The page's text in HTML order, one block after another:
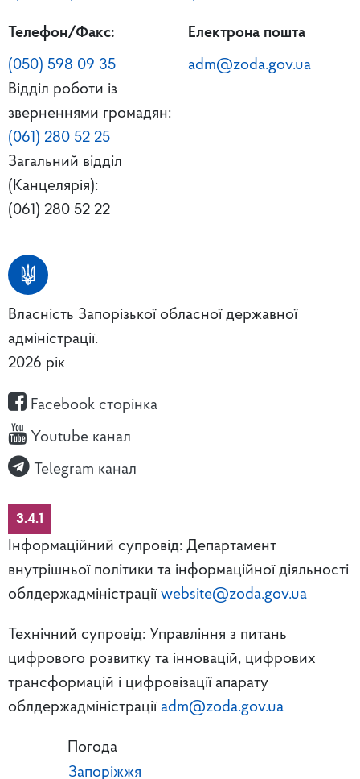
Телефон/Факс:
(050) 598 09 35
Відділ роботи із
зверненнями громадян:
(061) 280 52 25
Загальний відділ
(Канцелярія):
(061) 280 52 22
Електрона пошта
adm@zoda.gov.ua
Власність Запорізької обласної державної
адміністрації.
2026 рік
Facebook сторінка
Youtube канал
Telegram канал
3.4.1
Інформаційний супровід: Департамент
внутрішньої політики та інформаційної діяльності
облдержадміністрації website@zoda.gov.ua
Технічний супровід: Управління з питань
цифрового розвитку та інновацій, цифрових
трансформацій і цифровізації апарату
облдержадміністрації adm@zoda.gov.ua
Погода
Запоріжжя